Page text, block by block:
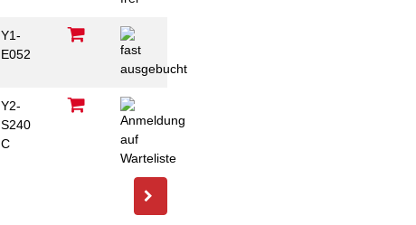
Y1-
E052
Y2-
S240
C